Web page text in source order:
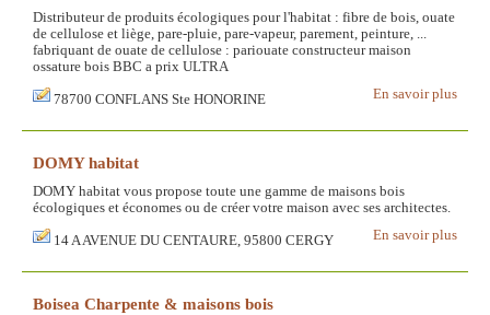
Distributeur de produits écologiques pour l'habitat : fibre de bois, ouate
de cellulose et liège, pare-pluie, pare-vapeur, parement, peinture, ...
fabriquant de ouate de cellulose : pariouate constructeur maison
ossature bois BBC a prix ULTRA
En savoir plus
78700 CONFLANS Ste HONORINE
DOMY habitat
DOMY habitat vous propose toute une gamme de maisons bois
écologiques et économes ou de créer votre maison avec ses architectes.
En savoir plus
14 A AVENUE DU CENTAURE, 95800 CERGY
Boisea Charpente & maisons bois